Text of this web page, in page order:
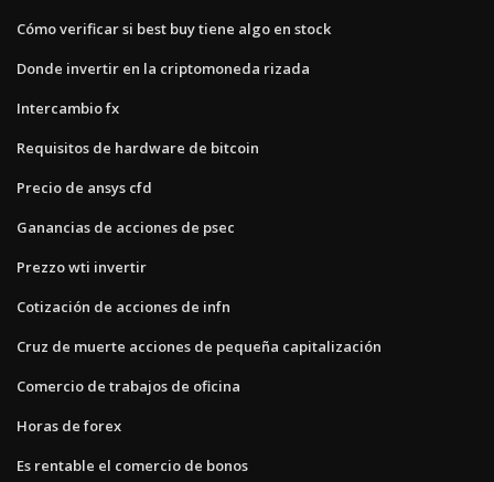
Cómo verificar si best buy tiene algo en stock
Donde invertir en la criptomoneda rizada
Intercambio fx
Requisitos de hardware de bitcoin
Precio de ansys cfd
Ganancias de acciones de psec
Prezzo wti invertir
Cotización de acciones de infn
Cruz de muerte acciones de pequeña capitalización
Comercio de trabajos de oficina
Horas de forex
Es rentable el comercio de bonos